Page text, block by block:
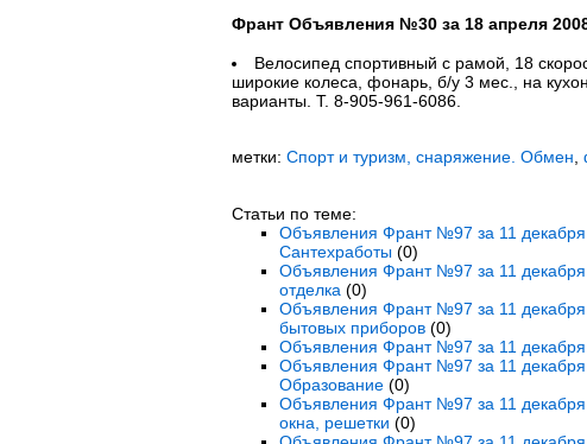
Франт Объявления №30 за 18 апреля
Велосипед спортивный с рамой, 18
широкие колеса, фонарь, б/у 3 мес., на
варианты. Т. 8-905-961-6086.
метки: Спорт и туризм, снаряжение. Обмен
Статьи по теме:
Объявления Франт №97 за 11 декабря
Сантехработы(0)
Объявления Франт №97 за 11 декабря
отделка (0)
Объявления Франт №97 за 11 декабря
бытовых приборов(0)
Объявления Франт №97 за 11 декабря
Объявления Франт №97 за 11 декабря
Образование(0)
Объявления Франт №97 за 11 декабря
окна, решетки (0)